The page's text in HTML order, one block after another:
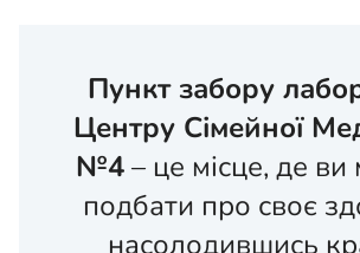
Пункт забору
Центру Сімейної
№4– це місце, де
подбати про своє
насолодившись